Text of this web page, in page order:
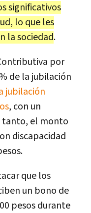
significativos
lo que les
la sociedad.
por
de la jubilación
jubilación
, con un
tanto, el monto
discapacidad
que los
un bono de
pesos durante